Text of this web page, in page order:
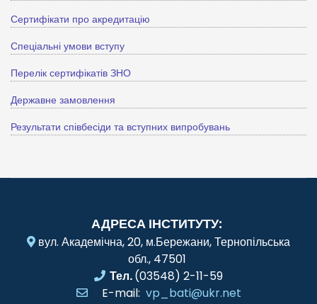
Сертифікати про акредитацію
Спеціальні умови вступу
Перелік сертифікатів ЗНО
Державне замовлення
Результати співбесіди та вступних випробувань
АДРЕСА ІНСТИТУТУ:
вул. Академічна, 20, м.Бережани, Тернопільська
обл., 47501
Тел.(03548) 2-11-59
E-mail: vp_bati@ukr.net